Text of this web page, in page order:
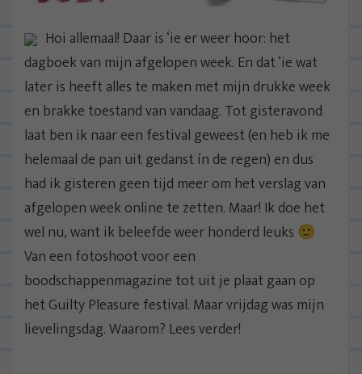
Hoi allemaal! Daar is ‘ie er weer hoor: het
dagboek van mijn afgelopen week. En dat ‘ie wat
later is heeft alles te maken met mijn drukke week
en brakke toestand van vandaag. Tot gisteravond
laat ben ik naar een festival geweest (en heb ik me
helemaal de pan uit gedanst ín de regen) en dus
had ik gisteren geen tijd meer om het verslag van
afgelopen week online te zetten. Maar! Ik doe het
wel nu, want ik beleefde weer honderd leuks 🙂
Van een fotoshoot voor een
boodschappenmagazine tot uit je plaat gaan op
het Guilty Pleasure festival. Maar vrijdag was mijn
lievelingsdag. Waarom? Lees verder!